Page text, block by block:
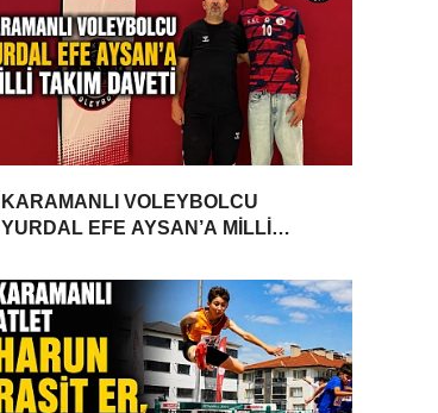
KARAMANLI VOLEYBOLCU
YURDAL EFE AYSAN’A MİLLİ